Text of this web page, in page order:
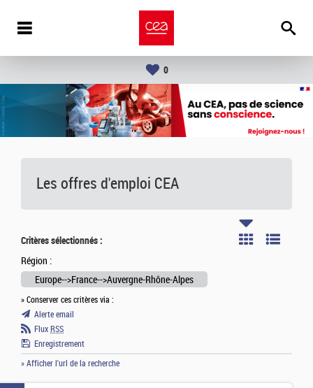
0
Les offres d'emploi CEA
Critères sélectionnés :
Région :
Europe-->France-->Auvergne-Rhône-Alpes
» Conserver ces critères via :
Alerte email
Flux RSS
Enregistrement
» Afficher l'url de la recherche